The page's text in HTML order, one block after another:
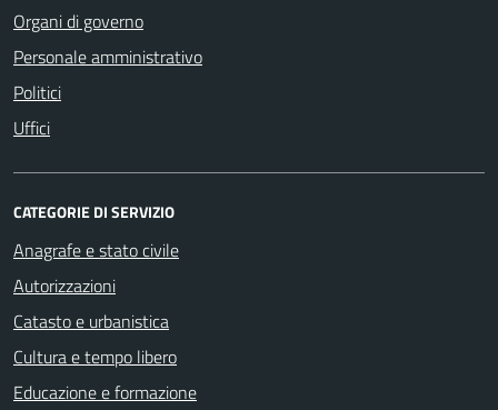
Organi di governo
Personale amministrativo
Politici
Uffici
CATEGORIE DI SERVIZIO
Anagrafe e stato civile
Autorizzazioni
Catasto e urbanistica
Cultura e tempo libero
Educazione e formazione